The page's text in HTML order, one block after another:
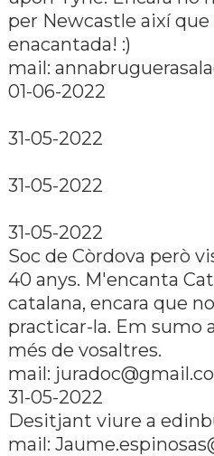
per Newcastle així­
enacantada! :)
mail:
01-06-2022
31-05-2022
31-05-2022
31-05-2022
Soc de Còrdova però
40 anys. M'encanta
catalana, encara que
practicar-la. Em sumo
més de vosaltres.
mail:
31-05-2022
Desitjant viure a
mail: